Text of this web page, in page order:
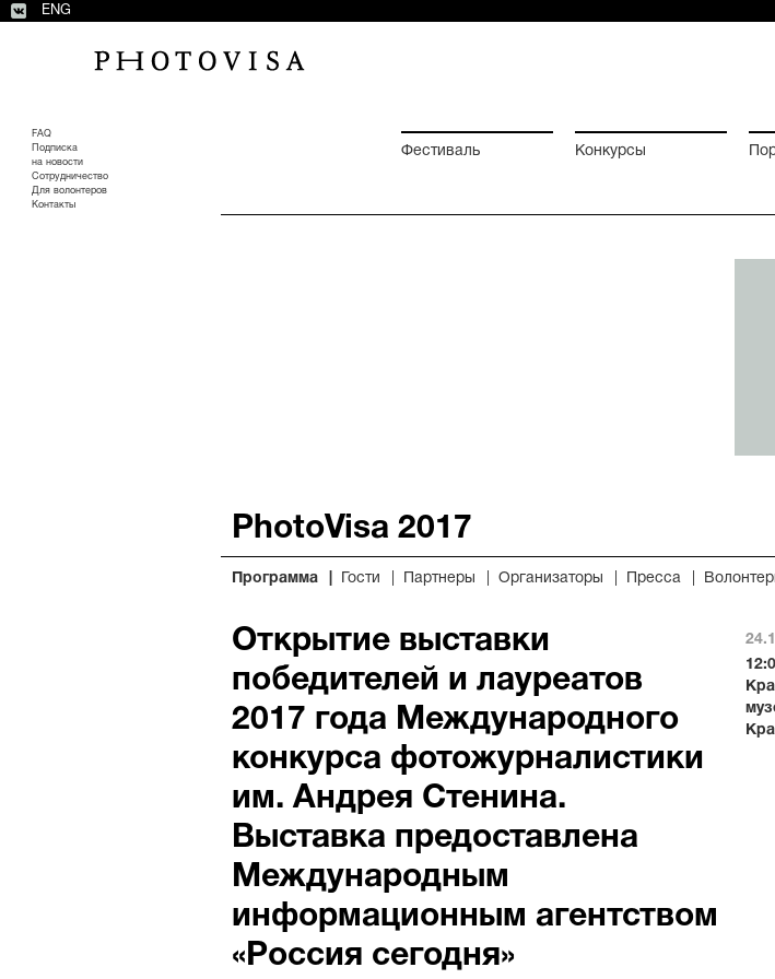
ENG
Фестиваль Конкурсы
FAQ
Подписка
на новости
Сотрудничество
Для волонтеров
Контакты
PhotoVisa 2017
Программа Гости Партнеры Организаторы Пресса
Открытие выставки
победителей и лауреатов
2017 года Международного
конкурса фотожурналистики
им. Андрея Стенина.
Выставка предоставлена
Международным
информационным агентством
«Россия сегодня»